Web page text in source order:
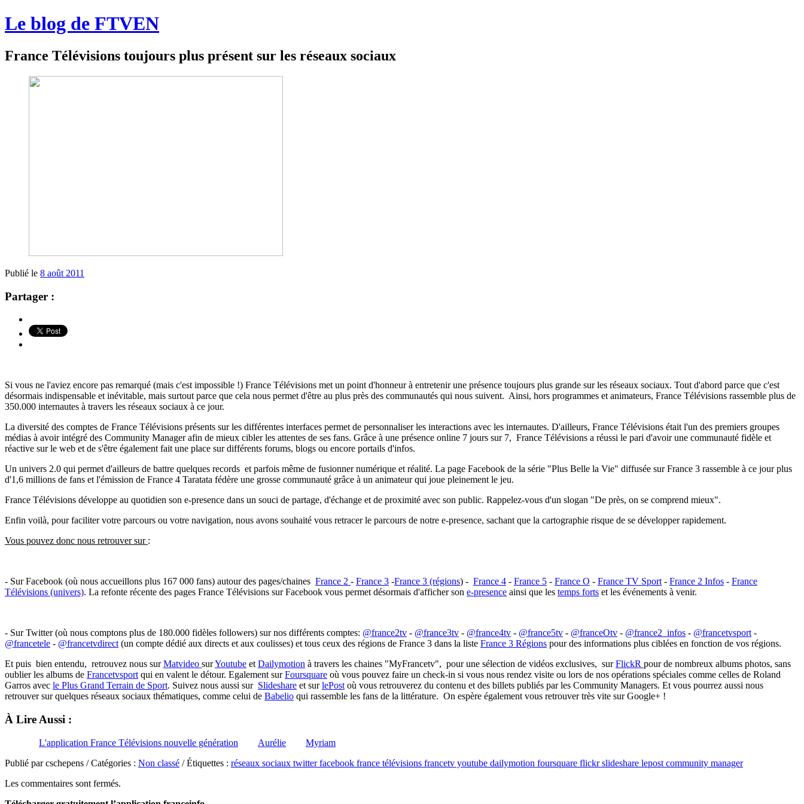
Le blog de FTVEN
France Télévisions toujours plus présent sur les réseaux sociaux
Publié le 8 août 2011
Partager :
Si vous ne l'aviez encore pas remarqué (mais c'est impossible !) France Télévisions met un point d'honneur à entretenir une présence toujours plus grande sur les réseaux sociaux. Tout d'abord parce que c'est
désormais indispensable et inévitable, mais surtout parce que cela nous permet d'être au plus près des communautés qui nous suivent. Ainsi, hors programmes et animateurs, France Télévisions rassemble plus de
350.000 internautes à travers les réseaux sociaux à ce jour.
La diversité des comptes de France Télévisions présents sur les différentes interfaces permet de personnaliser les interactions avec les internautes. D'ailleurs, France Télévisions était l'un des premiers groupes
médias à avoir intégré des Community Manager afin de mieux cibler les attentes de ses fans. Grâce à une présence online 7 jours sur 7, France Télévisions a réussi le pari d'avoir une communauté fidèle et
réactive sur le web et de s'être également fait une place sur différents forums, blogs ou encore portails d'infos.
Un univers 2.0 qui permet d'ailleurs de battre quelques records et parfois même de fusionner numérique et réalité. La page Facebook de la série "Plus Belle la Vie" diffusée sur France 3 rassemble à ce jour plus
d'1,6 millions de fans et l'émission de France 4 Taratata fédère une grosse communauté grâce à un animateur qui joue pleinement le jeu.
France Télévisions développe au quotidien son e-presence dans un souci de partage, d'échange et de proximité avec son public. Rappelez-vous d'un slogan "De près, on se comprend mieux".
Enfin voilà, pour faciliter votre parcours ou votre navigation, nous avons souhaité vous retracer le parcours de notre e-presence, sachant que la cartographie risque de se développer rapidement.
Vous pouvez donc nous retrouver sur :
- Sur Facebook (où nous accueillons plus 167 000 fans) autour des pages/chaines France 2 - France 3 -France 3 (régions) - France 4 - France 5 - France O - France TV Sport - France 2 Infos - France
Télévisions (univers). La refonte récente des pages France Télévisions sur Facebook vous permet désormais d'afficher son e-presence ainsi que les temps forts et les événements à venir.
- Sur Twitter (où nous comptons plus de 180.000 fidèles followers) sur nos différents comptes: @france2tv - @france3tv - @france4tv - @france5tv - @franceOtv - @france2_infos - @francetvsport -
@francetele - @francetvdirect (un compte dédié aux directs et aux coulisses) et tous ceux des régions de France 3 dans la liste France 3 Régions pour des informations plus ciblées en fonction de vos régions.
Et puis bien entendu, retrouvez nous surMatvideo surYoutube et Dailymotion à travers les chaines "MyFrancetv", pour une sélection de vidéos exclusives, surFlickR pour de nombreux albums photos, sans
oublier les albums de Francetvsport qui en valent le détour. Egalement surFoursquare où vous pouvez faire un check-in si vous nous rendez visite ou lors de nos opérations spéciales comme celles de Roland
Garros avec le Plus Grand Terrain de Sport. Suivez nous aussi sur Slideshare et surlePost où vous retrouverez du contenu et des billets publiés par les Community Managers. Et vous pourrez aussi nous
retrouver sur quelques réseaux sociaux thématiques, comme celui de Babelio qui rassemble les fans de la littérature. On espère également vous retrouver très vite sur Google+ !
À Lire Aussi :
L'application France Télévisions nouvelle génération Aurélie
Myriam
Publié par cschepens / Catégories : Non classé / Étiquettes : réseaux sociaux twitter facebook france télévisions francetv youtube dailymotion foursquare flickr slideshare lepost community manager
Les commentaires sont fermés.